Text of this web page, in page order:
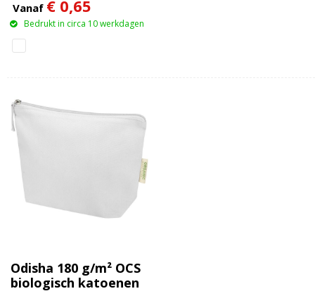
Vanaf € 0,65
Bedrukt in circa 10 werkdagen
Odisha 180 g/m² OCS
biologisch katoenen